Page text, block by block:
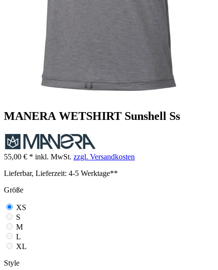
MANERA WETSHIRT Sunshell Ss
55,00 € * inkl. MwSt. zzgl. Versandkosten
Lieferbar, Lieferzeit: 4-5 Werktage**
Größe
XS
S
M
L
XL
Style